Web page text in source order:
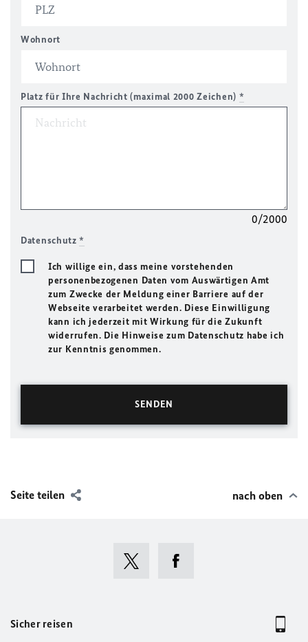
Wohnort
Platz für Ihre Nachricht (maximal 2000 Zeichen) *
0/2000
Datenschutz*
Ich willige ein, dass meine vorstehenden
personenbezogenen Daten vom Auswärtigen Amt
zum Zwecke der Meldung einer Barriere auf der
Webseite verarbeitet werden. Diese Einwilligung
kann ich jederzeit mit Wirkung für die Zukunft
widerrufen. Die Hinweise zum Datenschutz habe ich
zur Kenntnis genommen.
Seite teilen nach oben
Sicher reisen